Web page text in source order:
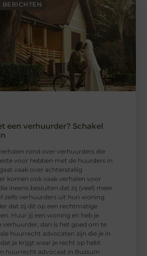
BERICHTEN
een verhuurder? Schakel
rond over verhuurders die
voor hebben met de huurders in
vaak over achterstallig
komen ook vaak verhalen voor
ineens besluiten dat zij (veel) meer
zelfs verhuurders uit hun woning
dat zij dit op een rechtmatige
Huur jij een woning en heb je
verhuurder, dan is het goed om te
huurrecht advocaten zijn die je in
je krijgt waar je recht op hebt.
huurrecht advocaat in Bussum